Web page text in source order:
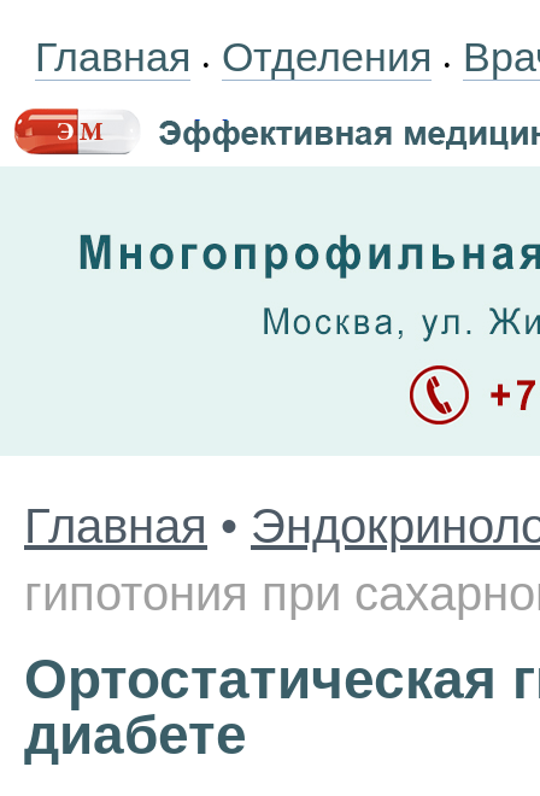
Главная • Отделения •
Главная •
гипотония при
Ортостатическая
диабете